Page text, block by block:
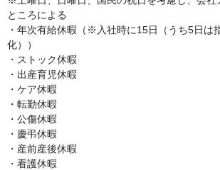
ところによる
・年次有給休暇（※入社時に15日（うち5日は
化））
・ストック休暇
・出産育児休暇
・ケア休暇
・転勤休暇
・公傷休暇
・慶弔休暇
・産前産後休暇
・看護休暇